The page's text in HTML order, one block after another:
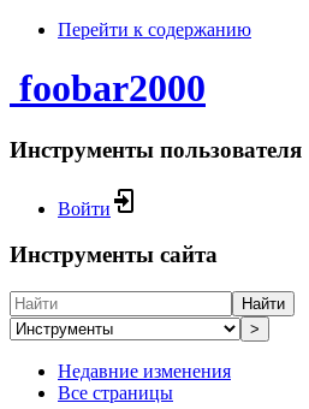
Перейти к содержанию
foobar2000
Инструменты пользователя
Войти
Инструменты сайта
Найти
>
Недавние изменения
Все страницы